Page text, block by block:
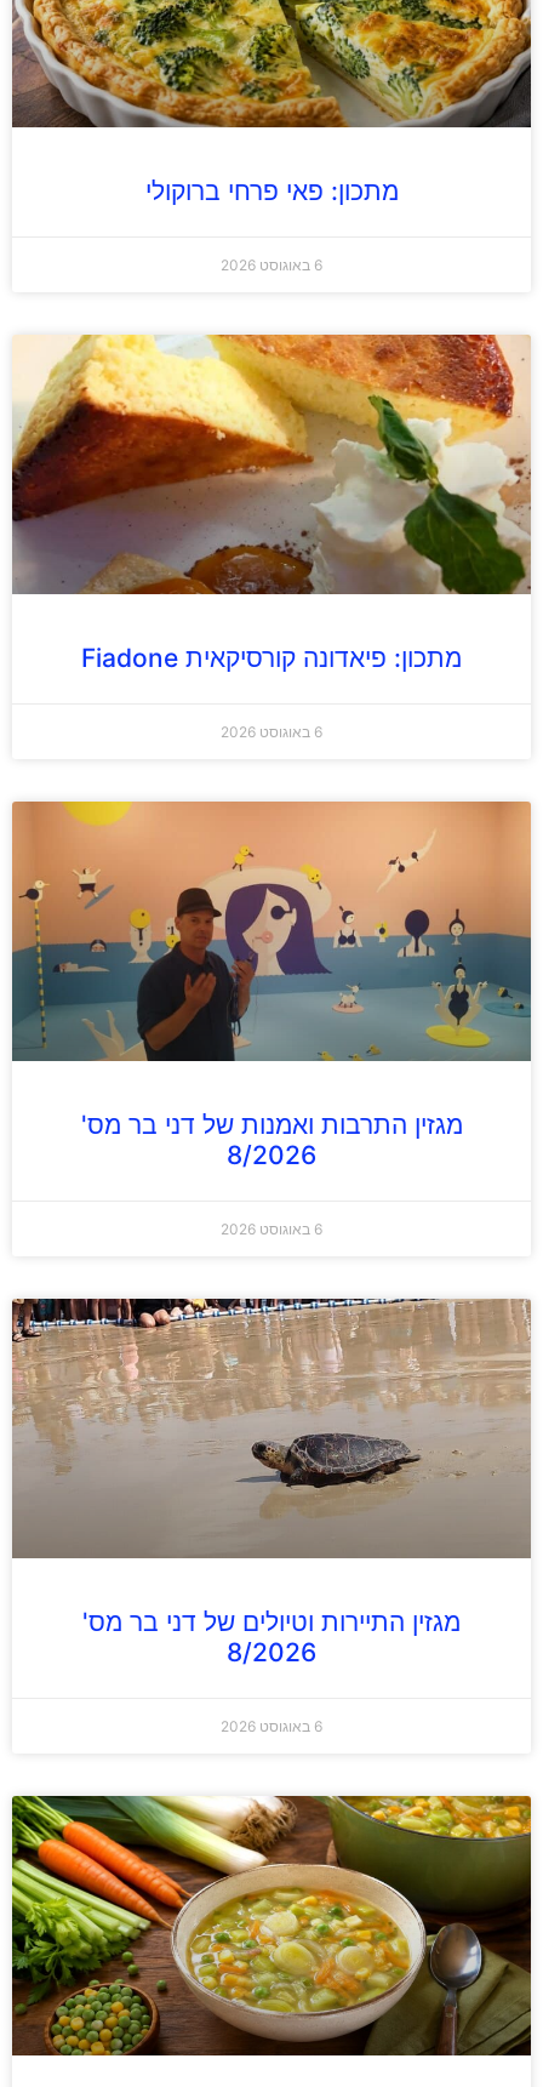
מתכון: פאי פרחי ברוקולי
6 באוגוסט 2026
מתכון: פיאדונה קורסיקאית Fiadone
6 באוגוסט 2026
מגזין התרבות ואמנות של דני בר מס'
8/2026
6 באוגוסט 2026
מגזין התיירות וטיולים של דני בר מס'
8/2026
6 באוגוסט 2026